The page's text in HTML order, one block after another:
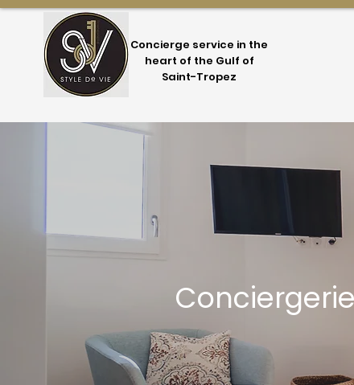
Concierge service in the
heart of the Gulf of
Saint-Tropez